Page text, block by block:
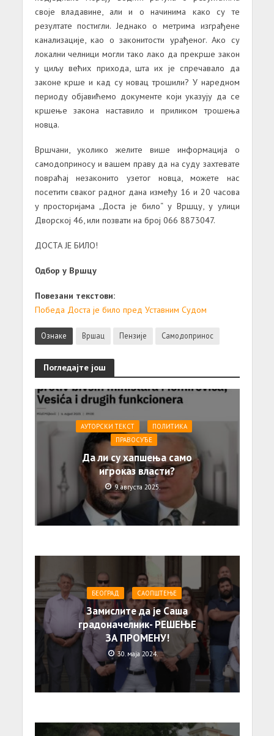
своје владавине, али и о начинима како су те
резултате постигли. Једнако о метрима изграђене
канализације, као о законитости урађеног. Ако су
локални челници могли тако лако да прекрше закон
у циљу већих прихода, шта их је спречавало да
законе крше и кад су новац трошили? У наредном
периоду објавићемо документе који указују да се
кршење закона наставило и приликом трошења
новца.
Вршчани, уколико желите више информација о
самодоприносу и вашем праву да на суду захтевате
повраћај незаконито узетог новца, можете нас
посетити сваког радног дана између 16 и 20 часова
у просторијама „Доста је било“ у Вршцу, у улици
Дворској 46, или позвати на број 066 8873047.
ДОСТА ЈЕ БИЛО!
Одбор у Вршцу
Повезани текстови:
Победа Доста је било пред Уставним Судом
Ознаке Вршац Пензије Самодопринос
Погледајте још
АУТОРСКИ ТЕКСТ
ПОЛИТИКА
ПРАВОСУЂЕ
Да ли су хапшења само
игроказ власти?
9. августа 2025.
БЕОГРАД САОПШТЕЊE
Замислите да је Саша
градоначелник- РЕШЕЊЕ
ЗА ПРОМЕНУ!
30. маја 2024.